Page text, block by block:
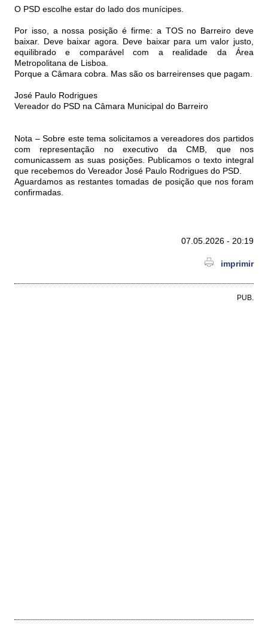
O PSD escolhe estar do lado dos munícipes.
Por isso, a nossa posição é firme: a TOS no Barreiro deve
baixar. Deve baixar agora. Deve baixar para um valor justo,
equilibrado e comparável com a realidade da Área
Metropolitana de Lisboa.
Porque a Câmara cobra. Mas são os barreirenses que pagam.
José Paulo Rodrigues
Vereador do PSD na Câmara Municipal do Barreiro
Nota – Sobre este tema solicitamos a vereadores dos partidos
com representação no executivo da CMB, que nos
comunicassem as suas posições. Publicamos o texto integral
que recebemos do Vereador José Paulo Rodrigues do PSD.
Aguardamos as restantes tomadas de posição que nos foram
confirmadas.
07.05.2026 - 20:19
imprimir
PUB.